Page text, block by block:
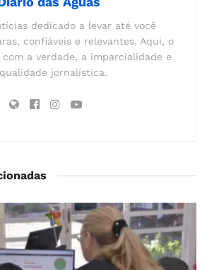
dedicado a levar até você
confiáveis e relevantes. Aqui, o
com a verdade, a imparcialidade e
jornalística.